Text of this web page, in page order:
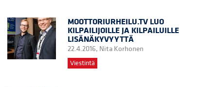
MOOTTORIURHEILU.TV LUO
KILPAILIJOILLE JA KILPAILUILLE
LISÄNÄKYVYYTTÄ
22.4.2016, Nita Korhonen
Viestintä